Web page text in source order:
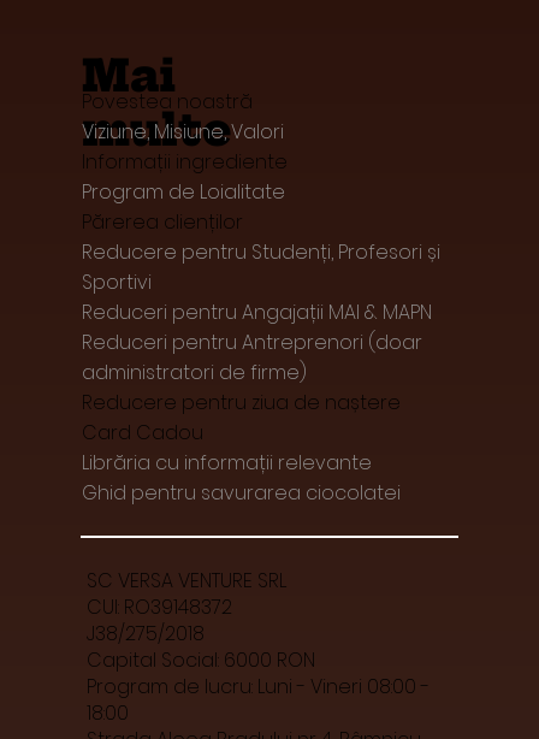
Mai
multe
Povestea noastră
Viziune, Misiune, Valori
Informații ingrediente
Program de Loialitate
Părerea clienților
Reducere pentru Studenți, Profesori și
Sportivi
Reduceri pentru Angajații MAI & MAPN
Reduceri pentru Antreprenori (doar
administratori de firme)
Reducere pentru ziua de naștere
Card Cadou
Librăria cu informații relevante
Ghid pentru savurarea ciocolatei
SC VERSA VENTURE SRL
CUI: RO39148372
J38/275/2018
Capital Social: 6000 RON
Program de lucru: Luni - Vineri 08:00 -
18:00